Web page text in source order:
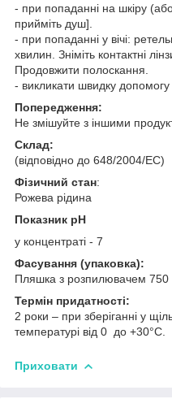
- при попаданні на шкіру
прийміть душ].
- при попаданні у вічі:
хвилин. Зніміть контактні
Продовжити полоскання.
- викликати швидку допомогу
Попередження:
Не змішуйте з іншими
Склад:
(відповідно до 648/2004/EC)
Фізичний стан:
Рожева рідина
Показник pH
у концентраті - 7
Фасування (упаковка):
Пляшка з розпилювачем
Термін придатності:
2 роки – при зберіганні у
температурі від 0 до +30°С.
Приховати